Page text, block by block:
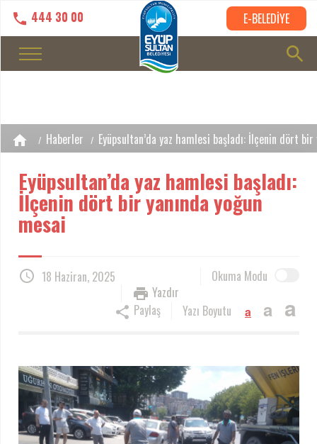
444 30 00 E-BELEDİYE
Haberler Eyüpsultan’da yaz hamlesi başladı: İlçenin dört bir
Eyüpsultan’da yaz hamlesi başladı:
İlçenin dört bir yanında yoğun
mesai
18 Haziran, 2025
Okuma Modu
Yazdır
Yazı Boyutu
a a a
Paylaş